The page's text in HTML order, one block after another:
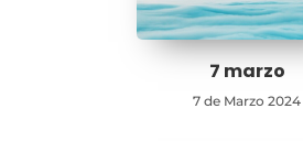
7 marzo
7 de Marzo 2024